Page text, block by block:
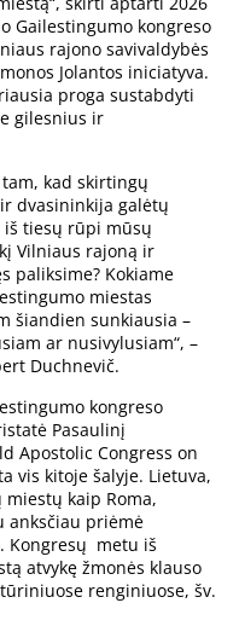
Gailestingumo kongreso
rajono savivaldybės
Jolantos iniciatyva.
proga sustabdyti
gilesnius ir
kad skirtingų
dvasininkija galėtų
tiesų rūpi mūsų
Vilniaus rajoną ir
paliksime? Kokiame
miestas
šiandien sunkiausia –
ar nusivylusiam“, –
Duchnevič.
kongreso
Pasaulinį
Apostolic Congress on
vis kitoje šalyje. Lietuva,
kaip Roma,
anksčiau priėmė
Kongresų metu iš
atvykę žmonės klauso
renginiuose, šv.